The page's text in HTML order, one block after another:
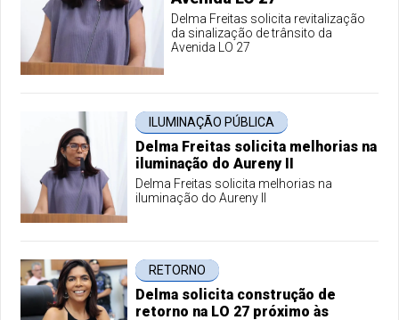
Delma Freitas solicita revitalização
da sinalização de trânsito da
Avenida LO 27
ILUMINAÇÃO PÚBLICA
Delma Freitas solicita melhorias na
iluminação do Aureny II
Delma Freitas solicita melhorias na
iluminação do Aureny II
RETORNO
Delma solicita construção de
retorno na LO 27 próximo às